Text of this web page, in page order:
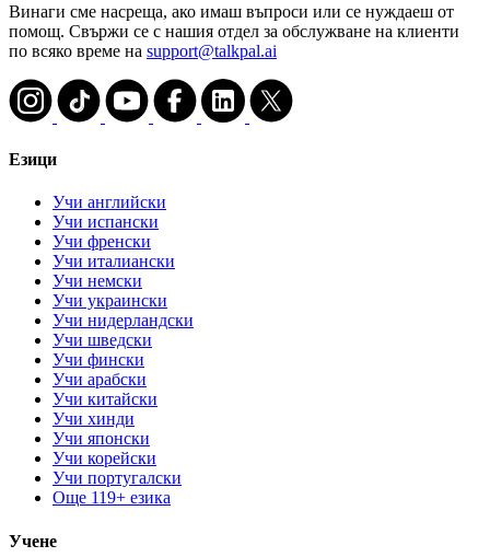
Винаги сме насреща, ако имаш въпроси или се нуждаеш от
помощ. Свържи се с нашия отдел за обслужване на клиенти
по всяко време на support@talkpal.ai
Езици
Учи английски
Учи испански
Учи френски
Учи италиански
Учи немски
Учи украински
Учи нидерландски
Учи шведски
Учи фински
Учи арабски
Учи китайски
Учи хинди
Учи японски
Учи корейски
Учи португалски
Още 119+ езика
Учене